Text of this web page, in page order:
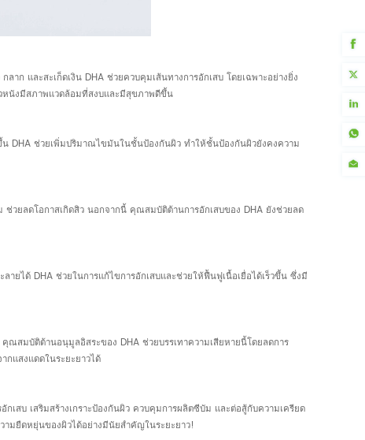
าก และสะเก็ดเงิน DHA ช่วยควบคุมเส้นทางการอักเสบ โดยเฉพาะอย่างยิ่ง
หนังมีสภาพแวดล้อมที่สงบและมีสุขภาพดีขึ้น
DHA ช่วยเพิ่มปริมาณไขมันในชั้นป้องกันผิว ทำให้ชั้นป้องกันผิวยังคงความ
วยลดโอกาสเกิดสิว นอกจากนี้ คุณสมบัติต้านการอักเสบของ DHA ยังช่วยลด
ยได้ DHA ช่วยในการแก้ไขการอักเสบและช่วยให้ฟื้นฟูเนื้อเยื่อได้เร็วขึ้น ซึ่งมี
ณสมบัติต้านอนุมูลอิสระของ DHA ช่วยบรรเทาความเสียหายนี้โดยลดการ
กแสงแดดในระยะยาวได้
สบ เสริมสร้างเกราะป้องกันผิว ควบคุมการผลิตซีบัม และต่อสู้กับความเครียด
มยืดหยุ่นของผิวได้อย่างมีนัยสำคัญในระยะยาว!